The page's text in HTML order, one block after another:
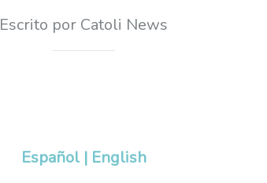
Escrito por Catoli News
Español | English